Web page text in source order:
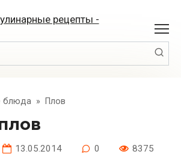
блюда » Плов
13.05.2014 0 8375